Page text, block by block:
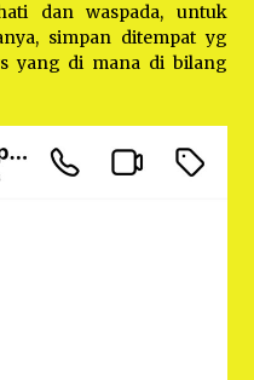
dan waspada, untuk
simpan ditempat yg
yang di mana di bilang